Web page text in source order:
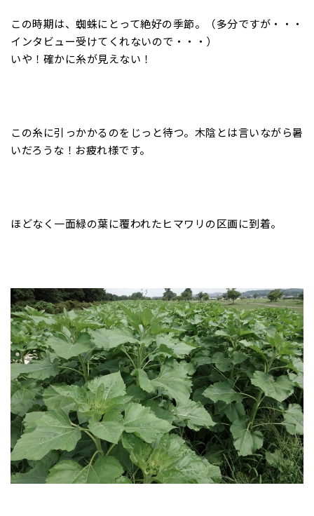
この時期は、蜘蛛にとって絶好の季節。（多分ですが・・・
インタビュー受けてくれないので・・・）
いや！確かに糸が見えない！
この糸に引っかかるのをじっと待つ。木陰とは言いながら暑
いだろうな！お疲れ様です。
ほどなく一面緑の葉に覆われたヒマワリの区画に到着。